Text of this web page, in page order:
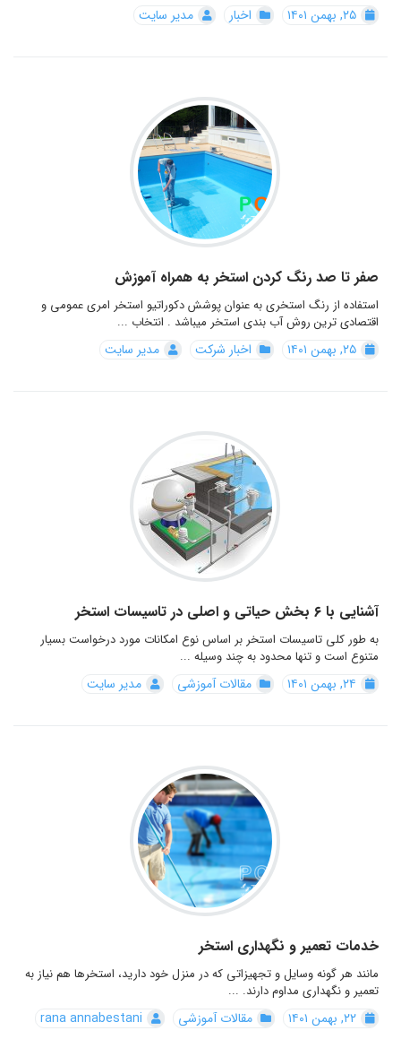
اخبار مدیر سایت
صفر تا صد رنگ کردن استخر به همراه آموزش
استفاده از رنگ استخری به عنوان پوشش دكوراتیو استخر امری عمومی و
اقتصادی ترین روش آب بندی استخر میباشد . انتخاب ...
اخبار شرکت مدیر سایت
آشنایی با ۶ بخش حیاتی و اصلی در تاسیسات استخر
به طور کلی تاسیسات استخر بر اساس نوع امکانات مورد درخواست بسیار
متنوع است و تنها محدود به چند وسیله ...
مقالات آموزشی مدیر سایت
خدمات تعمیر و نگهداری استخر
مانند هر گونه وسایل و تجهیزاتی که در منزل خود دارید، استخرها هم نیاز به
تعمیر و نگهداری مداوم دارند. ...
مقالات آموزشی